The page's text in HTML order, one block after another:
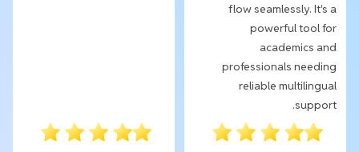
flow seamlessly. It's a
powerful tool for
academics and
professionals needing
reliable multilingual
support.